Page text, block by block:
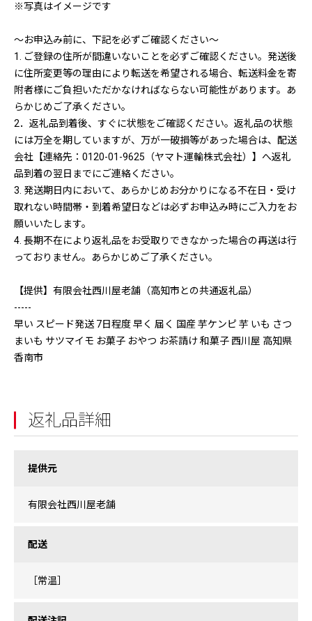
※写真はイメージです
～お申込み前に、下記を必ずご確認ください～
1. ご登録の住所が間違いないことを必ずご確認ください。発送後
に住所変更等の理由により転送を希望される場合、転送料金を寄
附者様にご負担いただかなければならない可能性があります。あ
らかじめご了承ください。
2．返礼品到着後、すぐに状態をご確認ください。返礼品の状態
には万全を期していますが、万が一破損等があった場合は、配送
会社【連絡先：0120-01-9625（ヤマト運輸株式会社）】へ返礼
品到着の翌日までにご連絡ください。
3. 発送期日内において、あらかじめお分かりになる不在日・受け
取れない時間帯・到着希望日などは必ずお申込み時にご入力をお
願いいたします。
4. 長期不在により返礼品をお受取りできなかった場合の再送は行
っておりません。あらかじめご了承ください。
【提供】有限会社西川屋老舗（高知市との共通返礼品）
-----
早い スピード発送 7日程度 早く 届く 国産 芋ケンピ 芋 いも さつ
まいも サツマイモ お菓子 おやつ お茶請け 和菓子 西川屋 高知県
香南市
返礼品詳細
提供元
有限会社西川屋老舗
配送
［常温］